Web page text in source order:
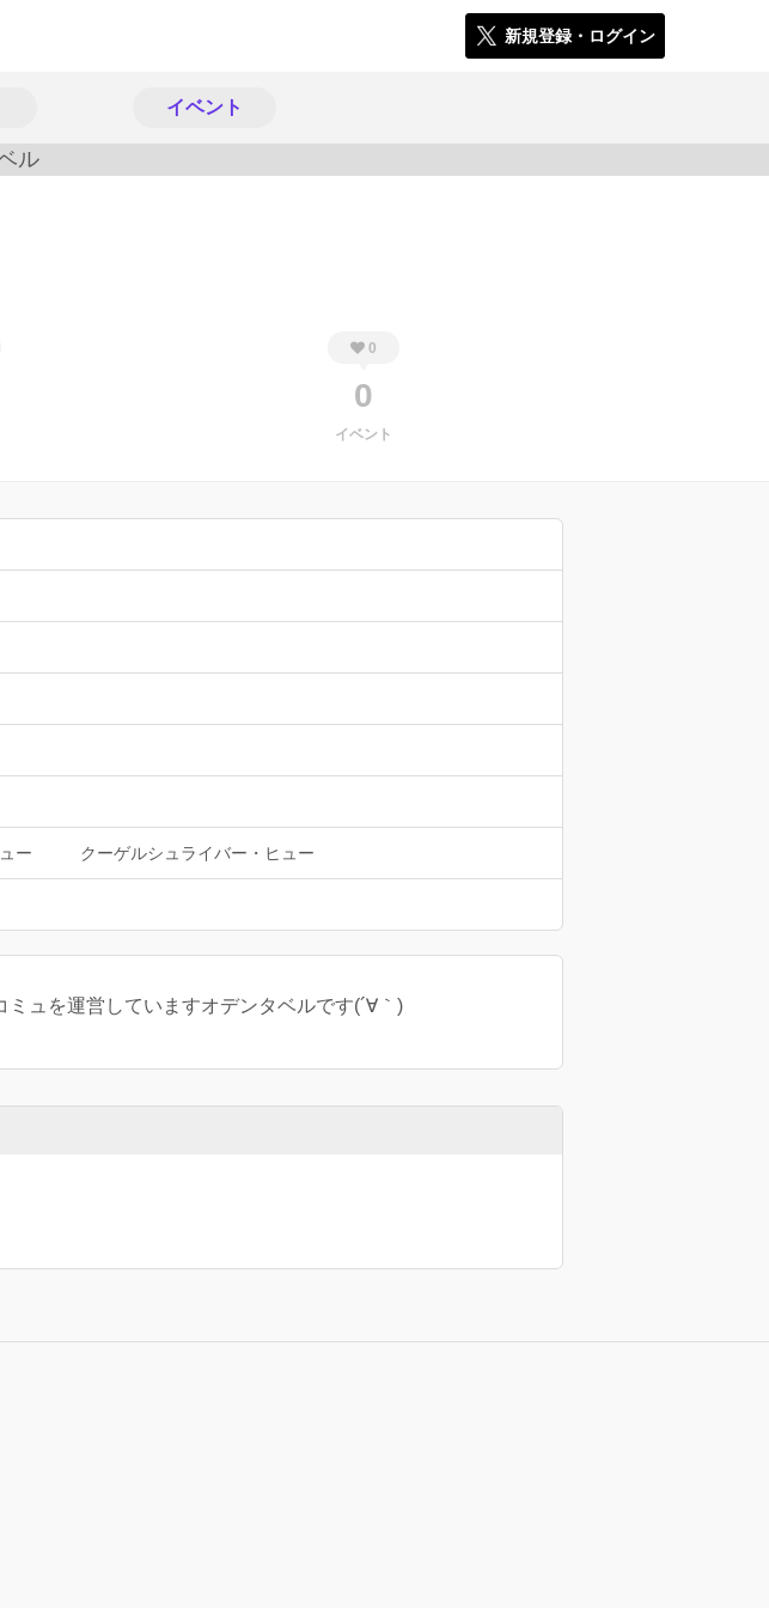
新規登録・ログイン
イベント
0
0
イベント
ー クーゲルシュライバー・ヒュー
ュを運営していますオデンタベルです(´∀｀)